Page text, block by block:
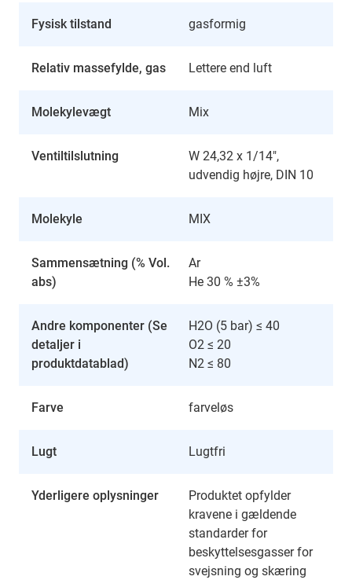
Fysisk tilstand gasformig
Relativ massefylde, gas Lettere end luft
Molekylevægt Mix
Ventiltilslutning
W 24,32 x 1/14",
udvendig højre, DIN 10
Molekyle MIX
Sammensætning (% Vol.
abs)
Ar
He 30 % ±3%
Andre komponenter (Se
detaljer i
produktdatablad)
H2O (5 bar) ≤ 40
O2 ≤ 20
N2 ≤ 80
Farve farveløs
Lugt Lugtfri
Yderligere oplysninger
Produktet opfylder
kravene i gældende
standarder for
beskyttelsesgasser for
svejsning og skæring